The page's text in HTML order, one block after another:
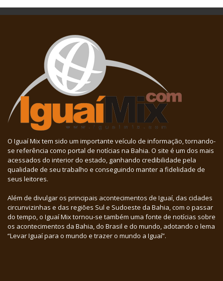
O Iguaí Mix tem sido um importante veículo de informação, tornando-
se referência como portal de notícias na Bahia. O site é um dos mais
acessados do interior do estado, ganhando credibilidade pela
qualidade de seu trabalho e conseguindo manter a fidelidade de
seus leitores.
Além de divulgar os principais acontecimentos de Iguaí, das cidades
circunvizinhas e das regiões Sul e Sudoeste da Bahia, com o passar
do tempo, o Iguaí Mix tornou-se também uma fonte de notícias sobre
os acontecimentos da Bahia, do Brasil e do mundo, adotando o lema
“Levar Iguaí para o mundo e trazer o mundo a Iguaí”.